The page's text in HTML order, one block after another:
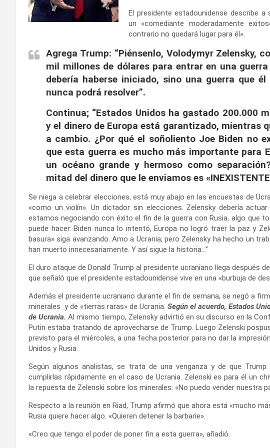
El presidente estadounidense describe
un «comediante moderadamente
contrario no quedará lugar para él».
Agrega Trump: “Piénsenlo, Volodymyr Zelensky,
mil millones de dólares para entrar en una
debería haberse iniciado, sino una guerra que él
nunca podrá resolver”.
Continua; “Estados Unidos ha gastado 200.000
y el dinero de Europa está garantizado, mientras
a cambio. ¿Por qué el soñoliento Joe Biden no
que esta guerra es mucho más importante para
un océano grande y hermoso como
mitad del dinero que le enviamos es
Se niega a celebrar elecciones, está muy abajo en las encuestas de
«como un violín». Un dictador sin elecciones. Zelensky debería
estamos negociando con éxito el fin de la guerra con Rusia, algo que
puede hacer. Biden nunca lo intentó, Europa no logró traer la paz y
basura» siga avanzando. Amo a Ucrania, pero Zelensky ha hecho un
han muerto innecesariamente. Y así sigue la historia…”
El duro ataque de Donald Trump al presidente ucraniano llega después
que señaló que el presidente estadounidense vive en una «burbuja de
Además el presidente ucraniano durante el fin de semana, se negó a
minerales y de «tierras raras» de Ucrania. Según el acuerdo, Estados
de Ucrania. Al mismo tiempo, Zelensky advirtió en su discurso en la
Putin estaba tratando de aprovecharse de Trump. Luego Zelenski
previsto para el miércoles, a una fecha posterior para no dar la
Unidos y Rusia.
Según algunos analistas, se trata de una venganza y de que
cumplirlas rápidamente en el caso de Ucrania. Zelenski es para él un
la repuesta de Zelenski sobre los minerales: «No puedo vender nuestra
Respecto a la reunión en Riad, Trump afirmó que ahora está «mucho
Rusia quiere hacer algo. «Quieren detener la barbarie».
«Creo que tengo el poder de poner fin a esta guerra», añadió.